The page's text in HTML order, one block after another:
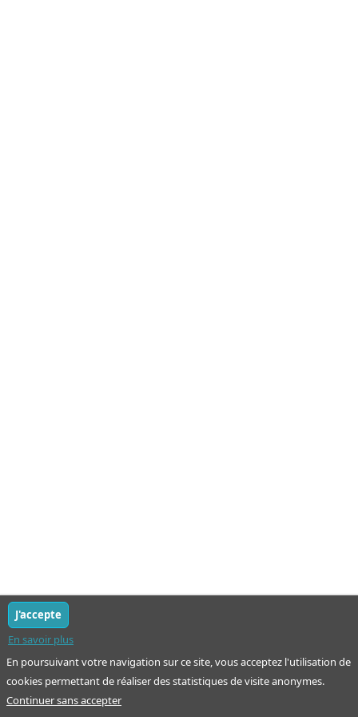
En poursuivant votre navigation sur ce site, vous acceptez l'utilisation de
cookies permettant de réaliser des statistiques de visite anonymes.
En savoir plus
J'accepte
Continuer sans accepter